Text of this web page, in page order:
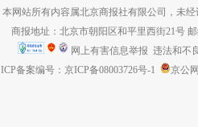
本网站所有内容属北京商报社有限公司，未经
商报地址：北京市朝阳区和平里西街21号
网上有害信息举报 违法和不
ICP备案编号：京ICP备08003726号-1
京公